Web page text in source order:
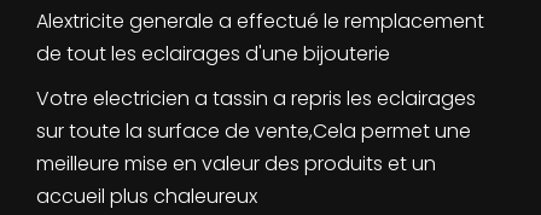
Alextricite generale a effectué le remplacement
de tout les eclairages d'une bijouterie
Votre electricien a tassin a repris les eclairages
sur toute la surface de vente,Cela permet une
meilleure mise en valeur des produits et un
accueil plus chaleureux